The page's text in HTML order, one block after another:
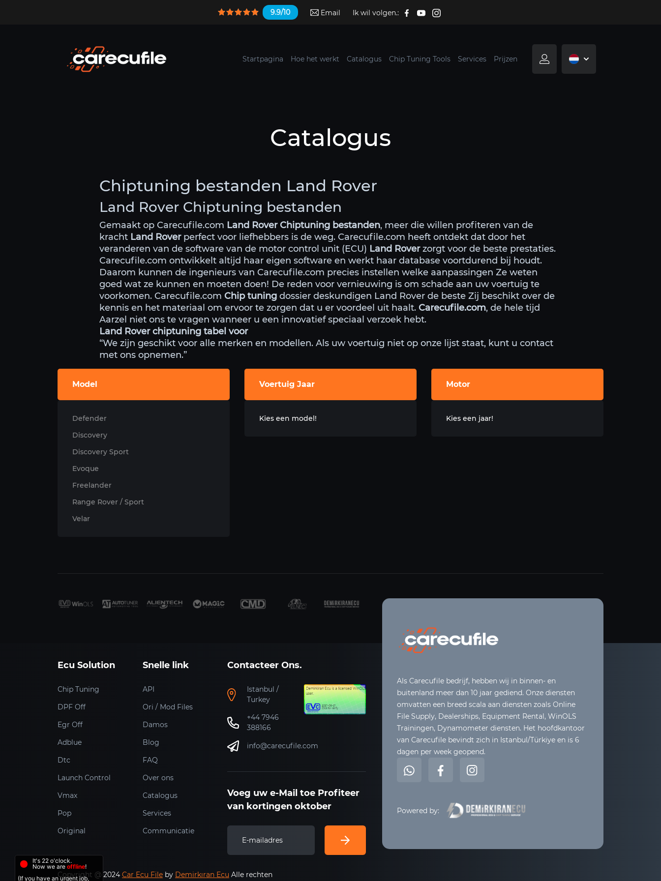
9.9/10 Email Ik wil volgen.:
Startpagina Hoe het werkt Catalogus Chip Tuning Tools Services Prijzen
It's 22 o'clock.
Now we are offline!
(If you have an urgent job,
Catalogus
Chiptuning bestanden Land Rover
Land Rover Chiptuning bestanden
Gemaakt op Carecufile.com Land Rover Chiptuning bestanden, meer die willen profiteren van de
kracht Land Roverperfect voor liefhebbers is de weg. Carecufile.com heeft ontdekt dat door het
veranderen van de software van de motor control unit (ECU) Land Roverzorgt voor de beste prestaties.
Carecufile.com ontwikkelt altijd haar eigen software en werkt haar database voortdurend bij houdt.
Daarom kunnen de ingenieurs van Carecufile.com precies instellen welke aanpassingen Ze weten
goed wat ze kunnen en moeten doen! De reden voor vernieuwing is om schade aan uw voertuig te
voorkomen. Carecufile.com Chip tuning dossier deskundigen Land Rover de beste Zij beschikt over de
kennis en het materiaal om ervoor te zorgen dat u er voordeel uit haalt. Carecufile.com, de hele tijd
Aarzel niet ons te vragen wanneer u een innovatief speciaal verzoek hebt.
Land Rover chiptuning tabel voor
“We zijn geschikt voor alle merken en modellen. Als uw voertuig niet op onze lijst staat, kunt u contact
met ons opnemen.”
Model
Defender
Discovery
Discovery Sport
Evoque
Freelander
Range Rover / Sport
Velar
Voertuig Jaar
Kies een model!
Motor
Kies een jaar!
Ecu Solution
Chip Tuning
DPF Off
Egr Off
Adblue
Dtc
Launch Control
Vmax
Pop
Original
Snelle link
API
Ori / Mod Files
Damos
Blog
FAQ
Over ons
Catalogus
Services
Communicatie
Contacteer Ons.
Istanbul /
Turkey
+44 7946
388166
info@carecufile.com
Voeg uw e-Mail toe Profiteer
van kortingen oktober
Als Carecufile bedrijf, hebben wij in binnen- en
buitenland meer dan 10 jaar gediend. Onze diensten
omvatten een breed scala aan diensten zoals Online
File Supply, Dealerships, Equipment Rental, WinOLS
Trainingen, Dynamometer diensten. Het hoofdkantoor
van Carecufile bevindt zich in Istanbul/Türkiye en is 6
dagen per week geopend.
Powered by:
Copyright @ 2024 Car Ecu File by Demirkıran Ecu Alle rechten